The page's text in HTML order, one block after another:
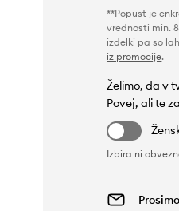
**Popust je
vrednosti min.
izdelki pa so
iz promocije.
Želimo, da v
Povej, ali te
Izbira ni